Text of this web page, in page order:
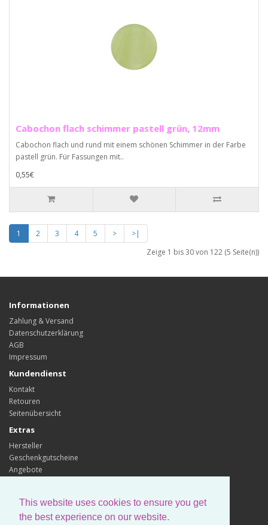
This website uses cookies to ensure you get
the best experience on our website.
Cabochon flach schimmer pastell grün, 12mm
Cabochon flach und rund mit einem schönen Schimmer in der Farbe
pastell grün. Für Fassungen mit..
0,55€
1 2 3 4 5 >
>|
Zeige 1 bis 30 von 122 (5 Seite(n))
Informationen
Zahlung & Versand
Datenschutzerklärung
AGB
Impressum
Kundendienst
Kontakt
Retouren
Seitenübersicht
Extras
Hersteller
Geschenkgutscheine
Angebote
Konto
Auftragsverlauf